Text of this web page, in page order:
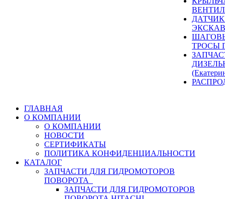
ТРОСЫ
ГЛАВНАЯ
О КОМПАНИИ
О КОМПАНИИ
НОВОСТИ
СЕРТИФИКАТЫ
ПОЛИТИКА КОНФИДЕНЦИАЛЬНОСТИ
КАТАЛОГ
ЗАПЧАСТИ ДЛЯ ГИДРОМОТОРОВ
ПОВОРОТА
ЗАПЧАСТИ ДЛЯ ГИДРОМОТОРОВ